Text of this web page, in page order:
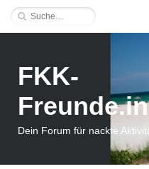
FKK-
Dein Forum für nackte